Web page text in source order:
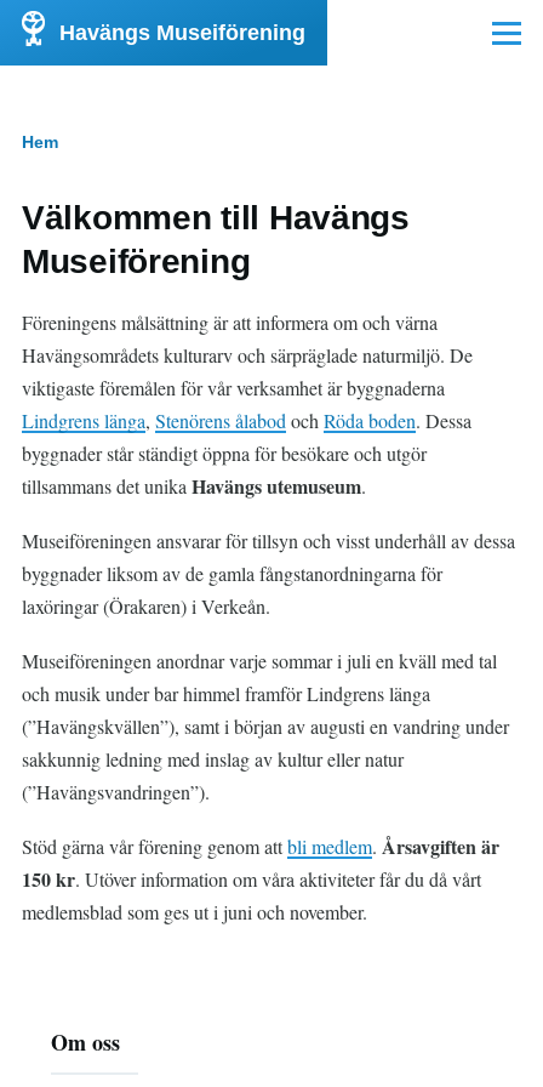
Hoppa till huvudinnehåll
Havängs Museiförening Meny
Hem
Välkommen till Havängs
Museiförening
Föreningens målsättning är att informera om och värna
Havängsområdets kulturarv och särpräglade naturmiljö. De
viktigaste föremålen för vår verksamhet är byggnaderna
Lindgrens länga, Stenörens ålabod och Röda boden. Dessa
byggnader står ständigt öppna för besökare och utgör
tillsammans det unika Havängs utemuseum.
Museiföreningen ansvarar för tillsyn och visst underhåll av dessa
byggnader liksom av de gamla fångstanordningarna för
laxöringar (Örakaren) i Verkeån.
Museiföreningen anordnar varje sommar i juli en kväll med tal
och musik under bar himmel framför Lindgrens länga
(”Havängskvällen”), samt i början av augusti en vandring under
sakkunnig ledning med inslag av kultur eller natur
(”Havängsvandringen”).
Stöd gärna vår förening genom attbli medlem. Årsavgiften är
150 kr. Utöver information om våra aktiviteter får du då vårt
medlemsblad som ges ut i juni och november.
Om oss